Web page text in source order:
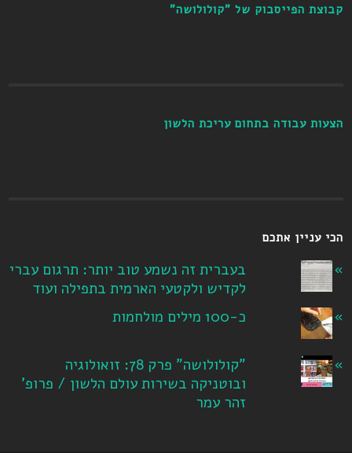
קבוצת הפייסבוק של "קולולושה"
הצעות עבודה בתחום עריכת הלשון
הכי עניין אתכם
בעברית זה נשמע טוב יותר: תרגום עברי
לקדיש ולקטעי הארמית בתפילה ועוד
כ-100 מילים מולחמות
"קולולושה" פרק 78: זואולוגיה
ובוטניקה בשירות עולם הלשון / פרופ'
זהר עמר